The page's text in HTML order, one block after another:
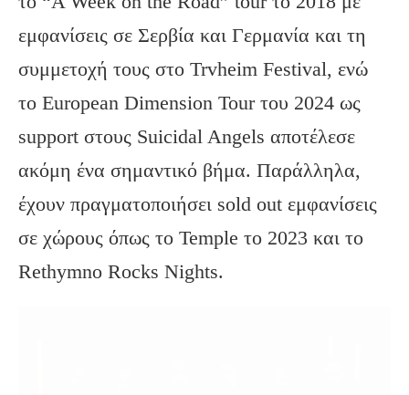
εμφανίσεις σε Σερβία και Γερμανία και τη
συμμετοχή τους στο Trvheim Festival, ενώ
το European Dimension Tour του 2024 ως
support στους Suicidal Angels αποτέλεσε
ακόμη ένα σημαντικό βήμα. Παράλληλα,
έχουν πραγματοποιήσει sold out εμφανίσεις
σε χώρους όπως το Temple το 2023 και το
Rethymno Rocks Nights.